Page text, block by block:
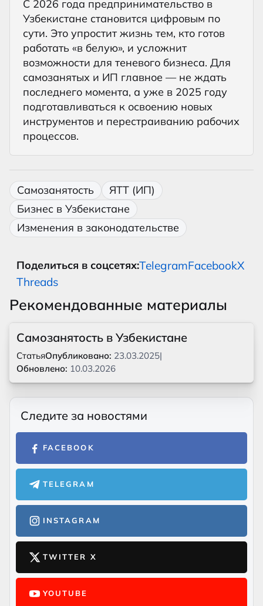
С 2026 года предпринимательство в
Узбекистане становится цифровым по
сути. Это упростит жизнь тем, кто готов
работать «в белую», и усложнит
возможности для теневого бизнеса. Для
самозанятых и ИП главное — не ждать
последнего момента, а уже в 2025 году
подготавливаться к освоению новых
инструментов и перестраиванию рабочих
процессов.
Самозанятость
ЯТТ (ИП)
Бизнес в Узбекистане
Изменения в законодательстве
Поделиться в соцсетях:TelegramFacebookX
Threads
Рекомендованные материалы
Самозанятость в Узбекистане
СтатьяОпубликовано: 23.03.2025|
Обновлено: 10.03.2026
Следите за новостями
FACEBOOK
TELEGRAM
INSTAGRAM
TWITTER X
YOUTUBE